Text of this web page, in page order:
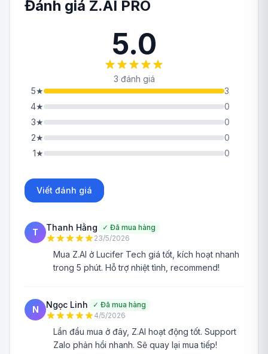
Đánh giá Z.AI PRO
5.0
3 đánh giá
5★
3
4★
0
3★
0
2★
0
1★ 0
Viết đánh giá
T Thanh Hằng ✓ Đã mua hàng
23/5/2026
Mua Z.AI ở Lucifer Tech giá tốt, kích hoạt nhanh
trong 5 phút. Hỗ trợ nhiệt tình, recommend!
N Ngọc Linh ✓ Đã mua hàng
4/5/2026
Lần đầu mua ở đây, Z.AI hoạt động tốt. Support
Zalo phản hồi nhanh. Sẽ quay lại mua tiếp!